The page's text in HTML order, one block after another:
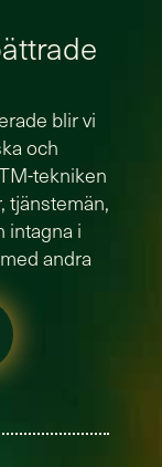
blir vi
och
tekniken
tjänstemän,
intagna i
andra